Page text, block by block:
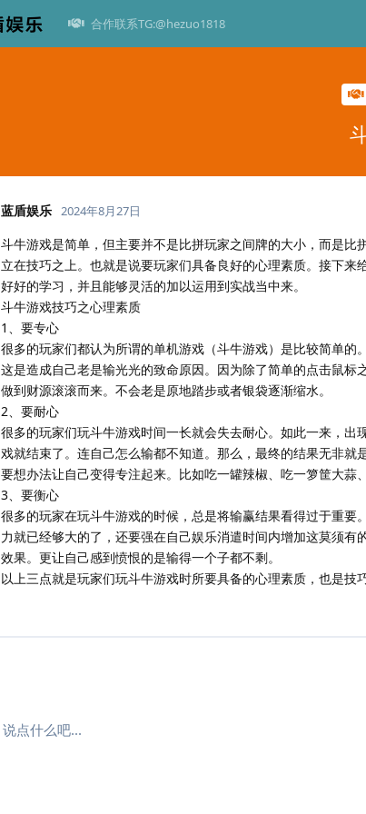
合作联系TG:@hezuo1818
蓝盾娱乐 2024年8月27日
斗牛游戏是简单，但主要并不是比拼玩家之间牌的大小，而是
立在技巧之上。也就是说要玩家们具备良好的心理素质。接下
好好的学习，并且能够灵活的加以运用到实战当中来。
斗牛游戏技巧之心理素质
1、要专心
很多的玩家们都认为所谓的单机游戏（斗牛游戏）是比较简单
这是造成自己老是输光光的致命原因。因为除了简单的点击鼠
做到财源滚滚而来。不会老是原地踏步或者银袋逐渐缩水。
2、要耐心
很多的玩家们玩斗牛游戏时间一长就会失去耐心。如此一来，
戏就结束了。连自己怎么输都不知道。那么，最终的结果无非
要想办法让自己变得专注起来。比如吃一罐辣椒、吃一箩筐大蒜
3、要衡心
很多的玩家在玩斗牛游戏的时候，总是将输赢结果看得过于重
力就已经够大的了，还要强在自己娱乐消遣时间内增加这莫须
效果。更让自己感到愤恨的是输得一个子都不剩。
以上三点就是玩家们玩斗牛游戏时所要具备的心理素质，也是技
说点什么吧...